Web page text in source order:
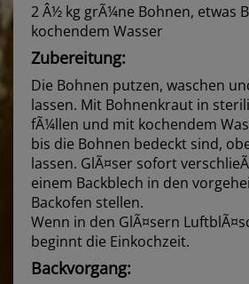
2 Â½ kg grÃ¼ne Bohnen, etwas
kochendem Wasser
Zubereitung:
Die Bohnen putzen, waschen
lassen. Mit Bohnenkraut in
fÃ¼llen und mit kochendem
bis die Bohnen bedeckt sind,
lassen. GlÃ¤ser sofort
einem Backblech in den
Backofen stellen.
Wenn in den GlÃ¤sern
beginnt die Einkochzeit.
Backvorgang: